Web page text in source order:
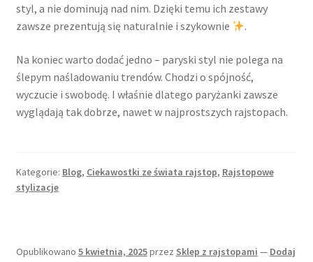
styl, a nie dominują nad nim. Dzięki temu ich zestawy
zawsze prezentują się naturalnie i szykownie
.
Na koniec warto dodać jedno – paryski styl nie polega na
ślepym naśladowaniu trendów. Chodzi o spójność,
wyczucie i swobodę. I właśnie dlatego paryżanki zawsze
wyglądają tak dobrze, nawet w najprostszych rajstopach.
Kategorie: Blog, Ciekawostki ze świata rajstop, Rajstopowe
stylizacje
Opublikowano 5 kwietnia, 2025przez Sklep z rajstopami — Dodaj